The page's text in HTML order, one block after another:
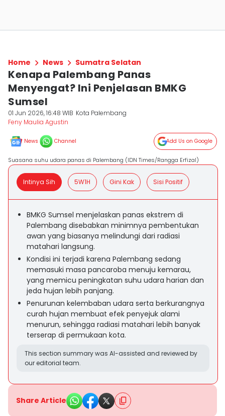
Home News Sumatra Selatan
Kenapa Palembang Panas
Menyengat? Ini Penjelasan BMKG
Sumsel
01 Jun 2026, 16:48 WIB Kota Palembang
Feny Maulia Agustin
News Channel Add Us on Google
Suasana suhu udara panas di Palembang (IDN Times/Rangga Erfizal)
Intinya Sih 5W1H Gini Kak Sisi Positif
BMKG Sumsel menjelaskan panas ekstrem di
Palembang disebabkan minimnya pembentukan
awan yang biasanya melindungi dari radiasi
matahari langsung.
Kondisi ini terjadi karena Palembang sedang
memasuki masa pancaroba menuju kemarau,
yang memicu peningkatan suhu udara harian dan
jeda hujan lebih panjang.
Penurunan kelembaban udara serta berkurangnya
curah hujan membuat efek penyejuk alami
menurun, sehingga radiasi matahari lebih banyak
terserap di permukaan kota.
This section summary was AI-assisted and reviewed by
our editorial team.
Share Article